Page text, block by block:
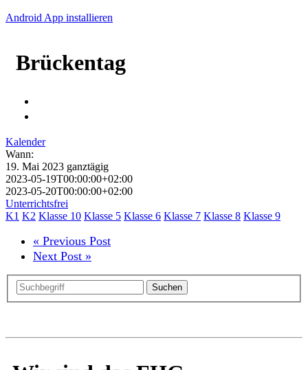
Android App installieren
Brückentag
Kalender
Wann:
19. Mai 2023 ganztägig
2023-05-19T00:00:00+02:00
2023-05-20T00:00:00+02:00
Unterrichtsfrei
K1 K2 Klasse 10 Klasse 5 Klasse 6 Klasse 7 Klasse 8 Klasse 9
« Previous Post
Next Post »
Suchen